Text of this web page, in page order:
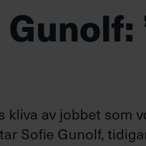
kliva av jobbet som
Sofie Gunolf,